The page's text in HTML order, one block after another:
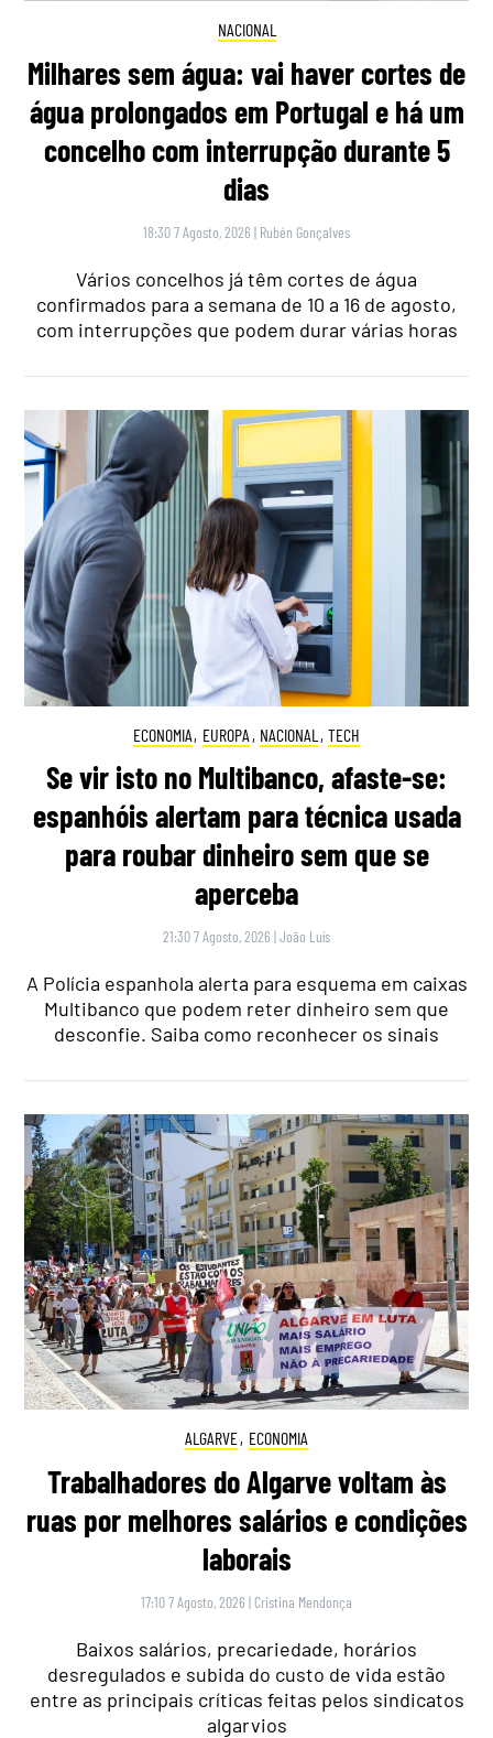
NACIONAL
Milhares sem água: vai haver cortes de
água prolongados em Portugal e há um
concelho com interrupção durante 5
dias
18:30 7 Agosto, 2026 | Rubén Gonçalves
Vários concelhos já têm cortes de água
confirmados para a semana de 10 a 16 de agosto,
com interrupções que podem durar várias horas
ECONOMIA, EUROPA , NACIONAL , TECH
Se vir isto no Multibanco, afaste-se:
espanhóis alertam para técnica usada
para roubar dinheiro sem que se
aperceba
21:30 7 Agosto, 2026 |João Luís
A Polícia espanhola alerta para esquema em caixas
Multibanco que podem reter dinheiro sem que
desconfie. Saiba como reconhecer os sinais
ALGARVE, ECONOMIA
Trabalhadores do Algarve voltam às
ruas por melhores salários e condições
laborais
17:10 7 Agosto, 2026 | Cristina Mendonça
Baixos salários, precariedade, horários
desregulados e subida do custo de vida estão
entre as principais críticas feitas pelos sindicatos
algarvios